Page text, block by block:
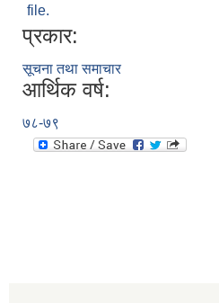
file.
प्रकार:
सूचना तथा समाचार
आर्थिक वर्ष:
७८-७९